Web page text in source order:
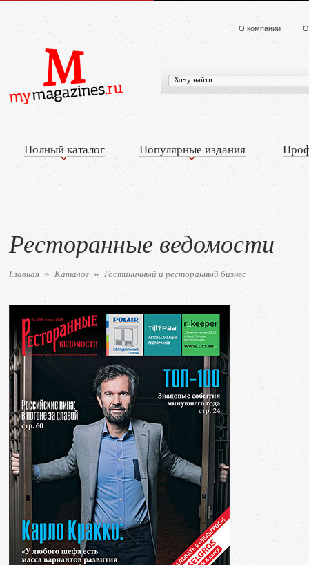
О компании
Полный каталог Популярные издания
Ресторанные ведомости
Главная » Каталог » Гостиничный и ресторанный бизнес